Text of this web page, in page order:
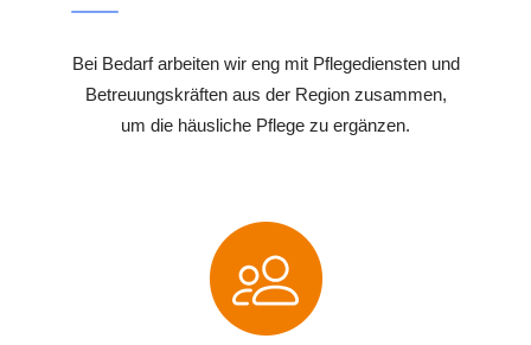
Bei Bedarf arbeiten wir eng mit Pflegediensten und
Betreuungskräften aus der Region zusammen,
um die häusliche Pflege zu ergänzen.